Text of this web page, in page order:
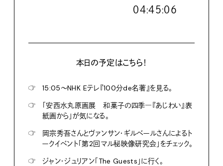
０４:４５:０７
本日の予定はこちら！
☞
15:05〜NHK Eテレ『100分de名著』を見る。
☞
「安西水丸原画展 和菓子の四季―『あじわい』表
紙画から」が気になる。
☞
岡宗秀吾さんとヴァンサン・ギルベールさんによるト
ークイベント「第2回マル秘映像研究会」をチェック。
☞
ジャン・ジュリアン「The Guests」に行く。